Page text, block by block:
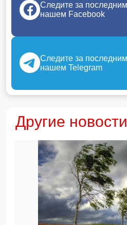
Следите за
нашем Facebook
Следите за
нашем Telegram
Другие новости